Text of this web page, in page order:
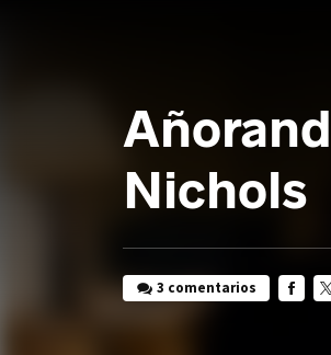
Nichols
3 comentarios